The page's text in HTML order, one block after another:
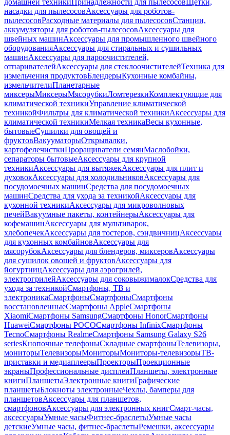
домашней техникиПринадлежности для пылесосовЩетки,
насадки для пылесосовАксессуары для роботов-
пылесосовРасходные материалы для пылесосовСтанции,
аккумуляторы для роботов-пылесосовАксессуары для
швейных машинАксессуары для промышленного швейного
оборудованияАксессуары для стиральных и сушильных
машинАксессуары для пароочистителей,
отпаривателейАксессуары для стеклоочистителейТехника для
измельчения продуктовБлендерыКухонные комбайны,
измельчителиПланетарные
миксерыМиксерыМясорубкиЛомтерезкиКомплектующие для
климатической техникиУправление климатической
техникойФильтры для климатической техникиАксессуары для
климатической техникиМелкая техникаВесы кухонные,
бытовыеСушилки для овощей и
фруктовВакууматорыОткрывалки,
картофелечисткиПроращиватели семянМаслобойки,
сепараторы бытовыеАксессуары для крупной
техникиАксессуары для вытяжекАксессуары для плит и
духовокАксессуары для холодильниковАксессуары для
посудомоечных машинСредства для посудомоечных
машинСредства для ухода за техникойАксессуары для
кухонной техникиАксессуары для микроволновых
печейВакуумные пакеты, контейнерыАксессуары для
кофемашинАксессуары для мультиварок,
хлебопечекАксессуары для тостеров, сэндвичницАксессуары
для кухонных комбайновАксессуары для
мясорубокАксессуары для блендеров, миксеровАксессуары
для сушилок овощей и фруктовАксессуары для
йогуртницАксессуары для аэрогрилей,
электрогрилейАксессуары для соковыжималокСредства для
ухода за техникойСмартфоны, ТВ и
электроникаСмартфоныСмартфоныСмартфоны
восстановленныеСмартфоны AppleСмартфоны
XiaomiСмартфоны SamsungСмартфоны HonorСмартфоны
HuaweiСмартфоны POCOСмартфоны InfinixСмартфоны
TecnoСмартфоны RealmeСмартфоны Samsung Galaxy S26
seriesКнопочные телефоныСкладные смартфоныТелевизоры,
мониторыТелевизорыМониторыМониторы-телевизорыТВ-
приставки и медиаплеерыПроекторыПроекционные
экраныПрофессиональные дисплеиПланшеты, электронные
книгиПланшетыЭлектронные книгиГрафические
планшетыБлокноты электронныеЧехлы, бамперы для
планшетовАксессуары для планшетов,
смартфоновАксессуары для электронных книгСмарт-часы,
аксессуарыУмные часыФитнес-браслетыУмные часы
детскиеУмные часы, фитнес-браслетыРемешки, аксессуары